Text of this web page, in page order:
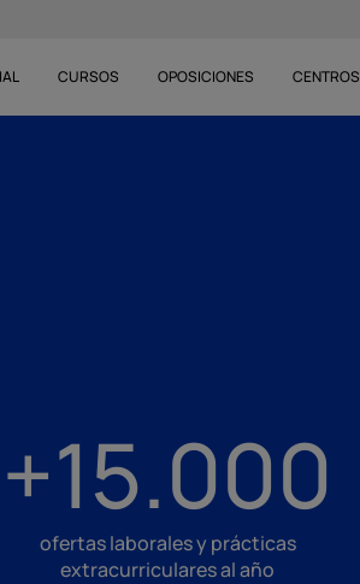
CURSOS OPOSICIONES CENTROS
+15.000
ofertas laborales y prácticas
extracurriculares al año